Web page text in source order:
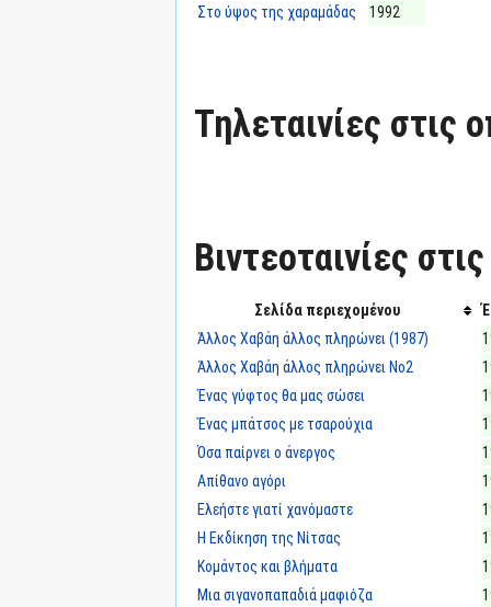
Στο ύψος της χαραμάδας
1992
Τηλεταινίες στις
Βιντεοταινίες
Σελίδα περιεχομένου
Άλλος Χαβάη άλλος πληρώνει (1987)
Άλλος Χαβάη άλλος πληρώνει Νο2
Ένας γύφτος θα μας σώσει
Ένας μπάτσος με τσαρούχια
Όσα παίρνει ο άνεργος
Απίθανο αγόρι
Ελεήστε γιατί χανόμαστε
Η Εκδίκηση της Νίτσας
Κομάντος και βλήματα
Μια σιγανοπαπαδιά μαφιόζα